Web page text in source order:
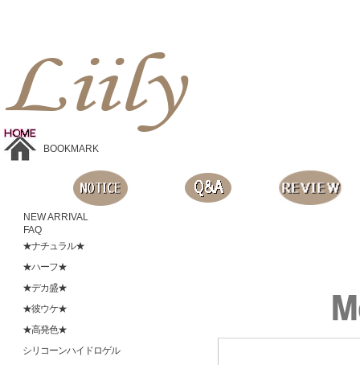
BOOKMARK
NEW ARRIVAL
FAQ
★ナチュラル★
★ハーフ★
★デカ盛★
★彼ウケ★
★高発色★
シリコーンハイドロゲル